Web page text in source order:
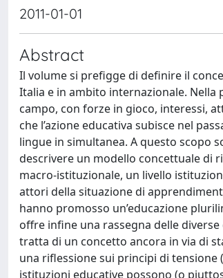
2011-01-01
Abstract
Il volume si prefigge di definire il
Italia e in ambito internazionale. Nella
campo, con forze in gioco, interessi,
che l’azione educativa subisce nel
lingue in simultanea. A questo scopo
descrivere un modello concettuale di
macro-istituzionale, un livello
attori della situazione di
hanno promosso un’educazione
offre infine una rassegna delle
tratta di un concetto ancora in via di
una riflessione sui principi di tensione
istituzioni educative possono (o